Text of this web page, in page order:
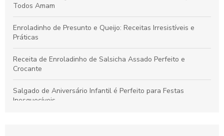
Todos Amam
Enroladinho de Presunto e Queijo: Receitas Irresistíveis e
Práticas
Receita de Enroladinho de Salsicha Assado Perfeito e
Crocante
Salgado de Aniversário Infantil é Perfeito para Festas
Inesquecíveis